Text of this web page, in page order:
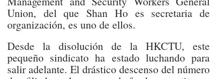
Union, del que Shan Ho es secretaria de
organización, es uno de ellos.
Desde la disolución de la HKCTU, este
pequeño sindicato ha estado luchando para
salir adelante. El drástico descenso del número